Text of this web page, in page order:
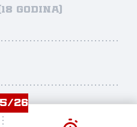
(18 godina)
26